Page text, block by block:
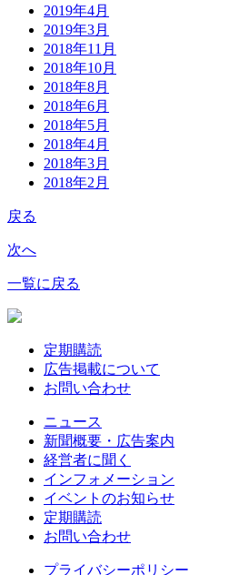
2019年4月
2019年3月
2018年11月
2018年10月
2018年8月
2018年6月
2018年5月
2018年4月
2018年3月
2018年2月
戻る
次へ
一覧に戻る
定期購読
広告掲載について
お問い合わせ
ニュース
新聞概要・広告案内
経営者に聞く
インフォメーション
イベントのお知らせ
定期購読
お問い合わせ
プライバシーポリシー